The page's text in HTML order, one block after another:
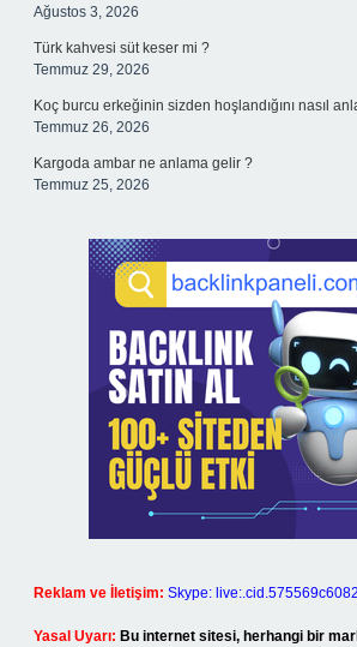
Ağustos 3, 2026
Türk kahvesi süt keser mi ?
Temmuz 29, 2026
Koç burcu erkeğinin sizden hoşlandığını nasıl
Temmuz 26, 2026
Kargoda ambar ne anlama gelir ?
Temmuz 25, 2026
Reklam ve İletişim: Skype:
Yasal Uyarı: Bu internet sitesi, herhangi bir